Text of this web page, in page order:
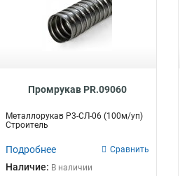
Промрукав PR.09060
Металлорукав Р3-СЛ-06 (100м/уп)
Строитель
Подробнее Сравнить
Наличие: В наличии